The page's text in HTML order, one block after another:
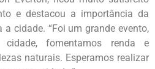
e destacou a importância da
cidade. “Foi um grande evento,
fomentamos renda e
naturais. Esperamos realizar